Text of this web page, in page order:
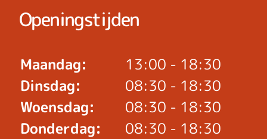
Openingstijden
Maandag:
13:00 - 18:30
Dinsdag:
08:30 - 18:30
Woensdag:
08:30 - 18:30
Donderdag:
08:30 - 18:30